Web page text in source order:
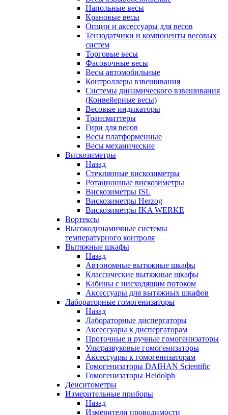
Напольные весы
Крановые весы
Опции и аксессуары для весов
Тензодатчики и компоненты весовых
систем
Торговые весы
Фасовочные весы
Весы автомобильные
Контроллеры взвешивания
Системы динамического взвешивания
(Конвейерные весы)
Весовые индикаторы
Трансмиттеры
Гири для весов
Весы платформенные
Весы механические
Вискозиметры
Назад
Стеклянные вискозиметры
Ротационные вискозиметры
Вискозиметры ISL
Вискозиметры Herzog
Вискозиметры IKA WERKE
Вортексы
Высокодинамичные системы
температурного контроля
Вытяжные шкафы
Назад
Автономные вытяжные шкафы
Классические вытяжные шкафы
Кабины с нисходящим потоком
Аксессуары для вытяжных шкафов
Лабораторные гомогенизаторы
Назад
Лабораторные диспергаторы
Аксессуары к диспергаторам
Проточные и ручные гомогенизаторы
Ультразвуковые гомогенизаторы
Аксессуары к гомогенизаторам
Гомогенизаторы DAIHAN Scientific
Гомогенизаторы Heidolph
Денситометры
Измерительные приборы
Назад
Измерители проводимости